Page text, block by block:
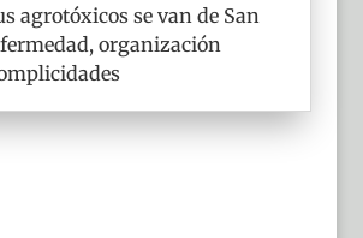
agrotóxicos se van de San
organización